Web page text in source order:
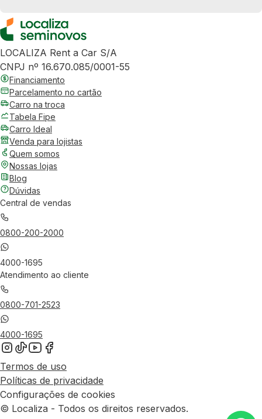
LOCALIZA Rent a Car S/A
CNPJ nº 16.670.085/0001-55
Financiamento
Parcelamento no cartão
Carro na troca
Tabela Fipe
Carro Ideal
Venda para lojistas
Quem somos
Nossas lojas
Blog
Dúvidas
Central de vendas
0800-200-2000
4000-1695
Atendimento ao cliente
0800-701-2523
4000-1695
Termos de uso
Políticas de privacidade
Configurações de cookies
© Localiza - Todos os direitos reservados.